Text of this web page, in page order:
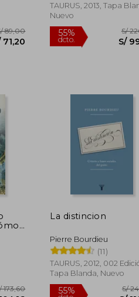
TAURUS, 2013, Tapa
Nuevo
La distincion
Pierre Bourdieu
(11)
TAURUS, 2012, 002
Tapa Blanda, Nuevo